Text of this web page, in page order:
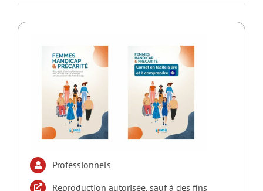
Professionnels
Reproduction autorisée, sauf à des fins